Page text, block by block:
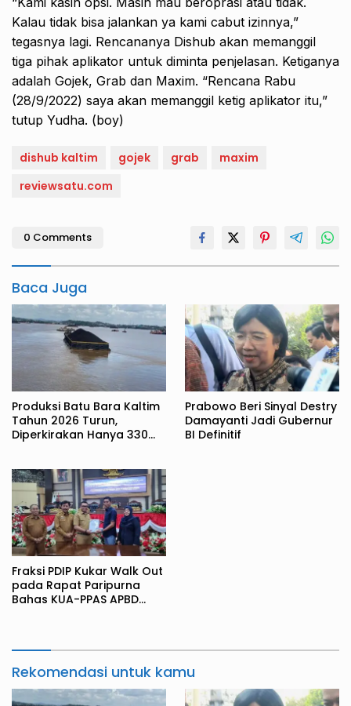
Kalau tidak bisa jalankan ya kami cabut izinnya,”
tegasnya lagi. Rencananya Dishub akan memanggil
tiga pihak aplikator untuk diminta penjelasan. Ketiganya
adalah Gojek, Grab dan Maxim. “Rencana Rabu
(28/9/2022) saya akan memanggil ketig aplikator itu,”
tutup Yudha. (boy)
dishub kaltim gojek grab
maxim
reviewsatu.com
0 Comments
Baca Juga
Produksi Batu Bara Kaltim
Tahun 2026 Turun,
Diperkirakan Hanya 330
Prabowo Beri Sinyal Destry
Damayanti Jadi Gubernur
BI Definitif
Fraksi PDIP Kukar Walk Out
pada Rapat Paripurna
Bahas KUA-PPAS APBD
Rekomendasi untuk kamu